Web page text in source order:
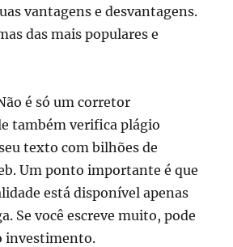
vantagens e desvantagens.
das mais populares e
é só um corretor
também verifica plágio
texto com bilhões de
Um ponto importante é que
está disponível apenas
Se você escreve muito, pode
investimento.